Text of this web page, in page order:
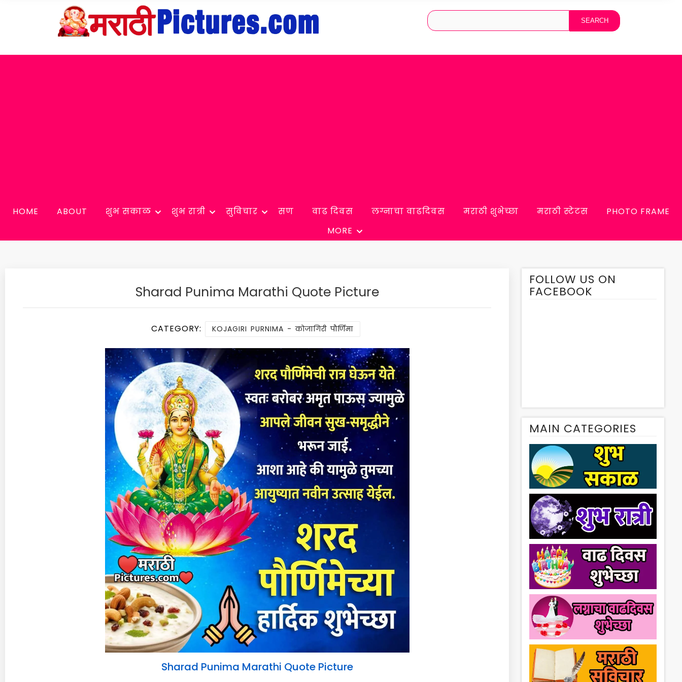
HOME ABOUT शुभ सकाळ शुभ रात्री सुविचार सण वाढ दिवस लग्नाचा वाढदिवस मराठी शुभेच्छा मराठी स्टेटस
PHOTO FRAME
MORE
Sharad Punima Marathi Quote Picture
CATEGORY: KOJAGIRI PURNIMA - कोजागिरी पौर्णिमा
Sharad Punima Marathi Quote Picture
FOLLOW US ON
FACEBOOK
MAIN CATEGORIES